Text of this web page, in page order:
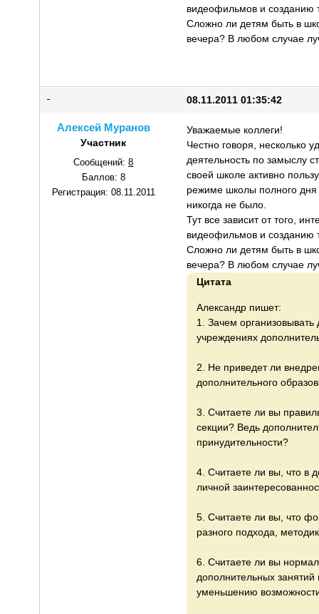
видеофильмов и созданию
Сложно ли детям быть в
вечера? В любом случае
Алексей Муранов
Участник
Сообщений: 8
Баллов: 8
Регистрация: 08.11.2011
08.11.2011 01:35:42
Уважаемые коллеги!
Честно говоря, несколько
деятельность по замыслу
своей школе активно
режиме школы полного дня
никогда не было.
Тут все зависит от того,
видеофильмов и созданию
Сложно ли детям быть в
вечера? В любом случае
Цитата
Александр пишет:
1. Зачем
учреждениях
2. Не приведет ли
дополнительного
3. Считаете ли вы
секции? Ведь
принудительности?
4. Считаете ли вы, что в
личной
5. Считаете ли вы, что
разного подхода,
6. Считаете ли вы
дополнительных занятий
уменьшению